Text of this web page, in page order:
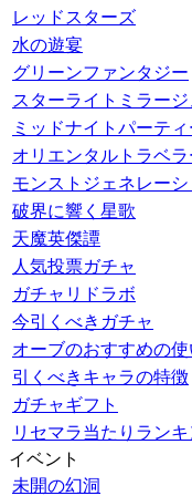
レッドスターズ
水の遊宴
グリーンファンタジー
スターライトミラージ
ミッドナイトパーティ
オリエンタルトラベ
モンストジェネレーシ
破界に響く星歌
天魔英傑譚
人気投票ガチャ
ガチャリドラボ
今引くべきガチャ
オーブのおすすめの
引くべきキャラの特徴
ガチャギフト
リセマラ当たりラン
イベント
未開の幻洞